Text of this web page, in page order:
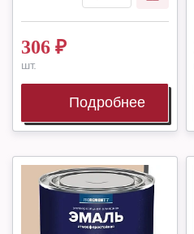
306 ₽
шт.
Подробнее